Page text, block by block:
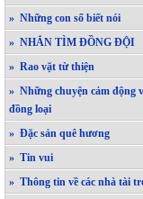
» Những con số biết nói
» NHẮN TÌM ĐỒNG ĐỘI
» Rao vặt từ thiện
» Những chuyện cảm động
đồng loại
» Đặc sản quê hương
» Tin vui
» Thông tin về các nhà tài